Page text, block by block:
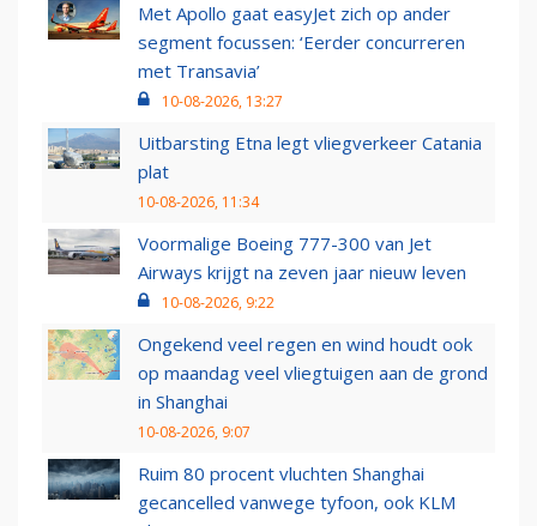
Met Apollo gaat easyJet zich op ander
segment focussen: ‘Eerder concurreren
met Transavia’
10-08-2026, 13:27
Uitbarsting Etna legt vliegverkeer Catania
plat
10-08-2026, 11:34
Voormalige Boeing 777-300 van Jet
Airways krijgt na zeven jaar nieuw leven
10-08-2026, 9:22
Ongekend veel regen en wind houdt ook
op maandag veel vliegtuigen aan de grond
in Shanghai
10-08-2026, 9:07
Ruim 80 procent vluchten Shanghai
gecancelled vanwege tyfoon, ook KLM